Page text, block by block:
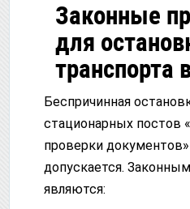
Законные
для
транспорта
Беспричинная
стационарных постов
проверки
допускается.
являются: